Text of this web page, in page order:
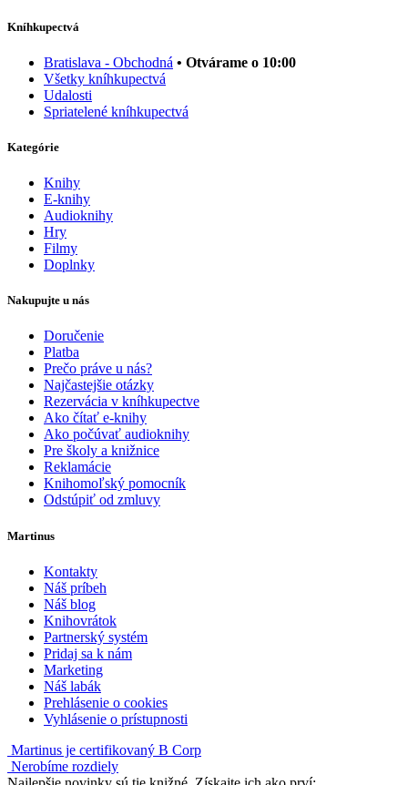
Kníhkupectvá
Bratislava - Obchodná • Otvárame o 10:00
Všetky kníhkupectvá
Udalosti
Spriatelené kníhkupectvá
Kategórie
Knihy
E-knihy
Audioknihy
Hry
Filmy
Doplnky
Nakupujte u nás
Doručenie
Platba
Prečo práve u nás?
Najčastejšie otázky
Rezervácia v kníhkupectve
Ako čítať e-knihy
Ako počúvať audioknihy
Pre školy a knižnice
Reklamácie
Knihomoľský pomocník
Odstúpiť od zmluvy
Martinus
Kontakty
Náš príbeh
Náš blog
Knihovrátok
Partnerský systém
Pridaj sa k nám
Marketing
Náš labák
Prehlásenie o cookies
Vyhlásenie o prístupnosti
Martinus je certifikovaný B Corp
Nerobíme rozdiely